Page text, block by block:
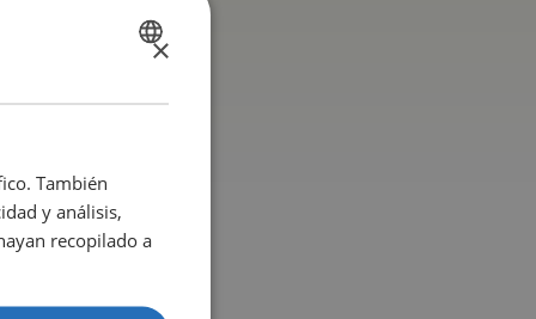
quejas
SIGMA
SPANISH
×
También
y análisis,
recopilado a